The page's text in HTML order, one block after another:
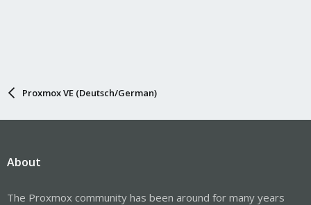
Proxmox VE (Deutsch/German)
About
The Proxmox community has been around for many years